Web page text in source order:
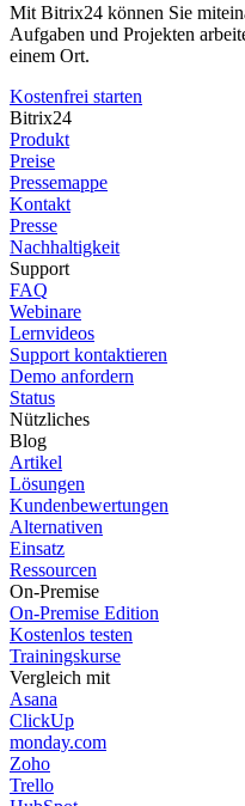
Mit Bitrix24 können Sie
Aufgaben und Projekten
einem Ort.
Kostenfrei starten
Bitrix24
Produkt
Preise
Pressemappe
Kontakt
Presse
Nachhaltigkeit
Support
FAQ
Webinare
Lernvideos
Support kontaktieren
Demo anfordern
Status
Nützliches
Blog
Artikel
Lösungen
Kundenbewertungen
Alternativen
Einsatz
Ressourcen
On-Premise
On-Premise Edition
Kostenlos testen
Trainingskurse
Vergleich mit
Asana
ClickUp
monday.com
Zoho
Trello